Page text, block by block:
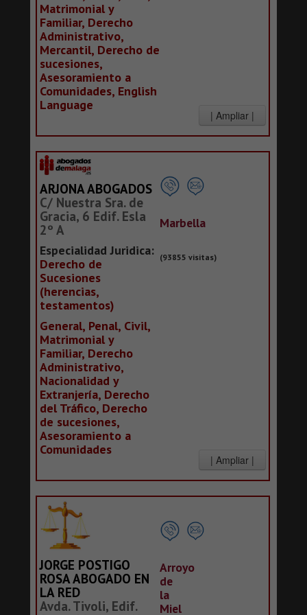
Matrimonial y
Familiar, Derecho
Administrativo,
Mercantil, Derecho de
sucesiones,
Asesoramiento a
Comunidades, English
Language
ARJONA ABOGADOS
C/ Nuestra Sra. de
Gracia, 6 Edif. Esla
2º A
Especialidad Juridica:
Derecho de
Sucesiones
(herencias,
testamentos)
General, Penal, Civil,
Matrimonial y
Familiar, Derecho
Administrativo,
Nacionalidad y
Extranjería, Derecho
del Tráfico, Derecho
de sucesiones,
Asesoramiento a
Comunidades
Marbella
(93855 visitas)
JORGE POSTIGO
ROSA ABOGADO EN
LA RED
Avda. Tivoli, Edif.
Arroyo
de
la
Miel